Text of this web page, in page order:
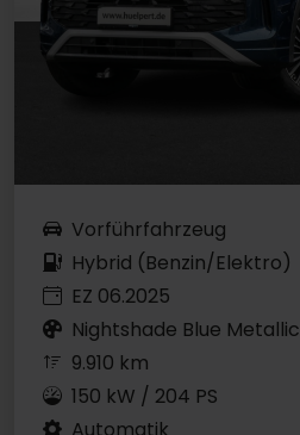
Vorführfahrzeug
Hybrid (Benzin/Elektro)
EZ 06.2025
Nightshade Blue Metallic
9.910 km
150 kW / 204 PS